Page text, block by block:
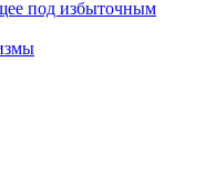
под избыточным